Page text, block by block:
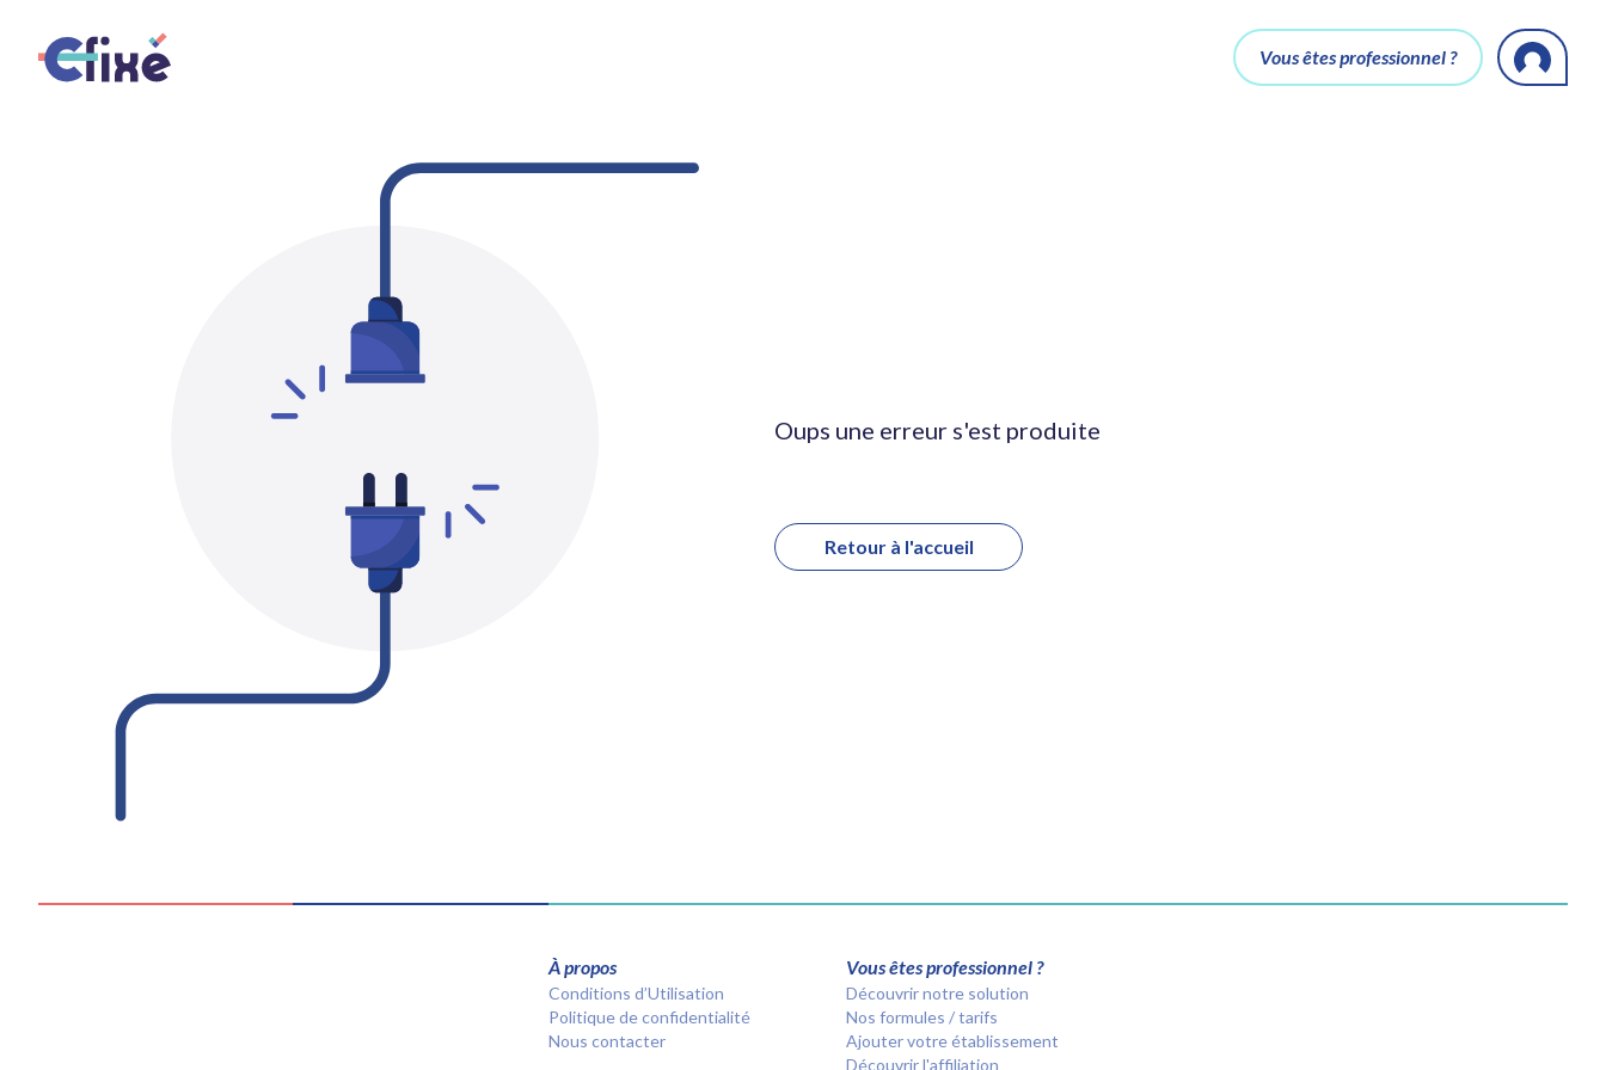
Vous êtes professionnel ?
Oups une erreur s'est produite
Retour à l'accueil
À propos
Conditions d’Utilisation
Politique de confidentialité
Nous contacter
Vous êtes professionnel ?
Découvrir notre solution
Nos formules / tarifs
Ajouter votre établissement
Découvrir l'affiliation